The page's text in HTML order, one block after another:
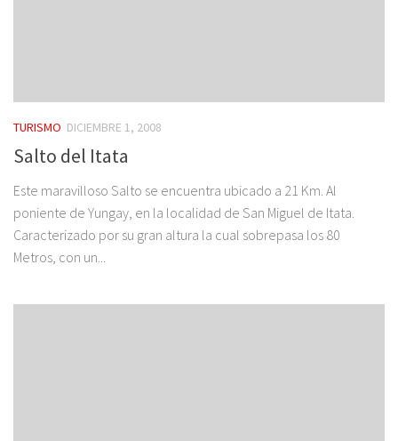
TURISMO DICIEMBRE 1, 2008
Salto del Itata
Este maravilloso Salto se encuentra ubicado a 21 Km. Al
poniente de Yungay, en la localidad de San Miguel de Itata.
Caracterizado por su gran altura la cual sobrepasa los 80
Metros, con un...